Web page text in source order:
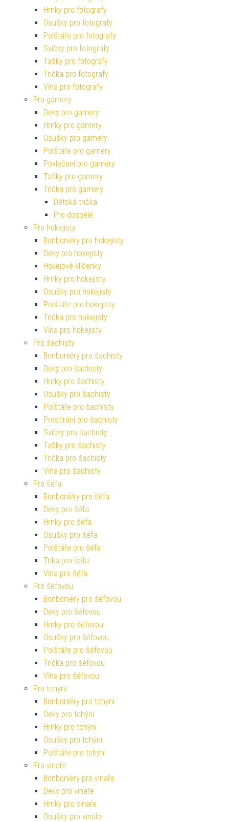
Hrnky pro fotografy
Osušky pro fotografy
Polštáře pro fotografy
Svíčky pro fotografy
Tašky pro fotografy
Trička pro fotografy
Vína pro fotografy
Pro gamery
Deky pro gamery
Hrnky pro gamery
Osušky pro gamery
Polštáře pro gamery
Povlečení pro gamery
Tašky pro gamery
Trička pro gamery
Dětská trička
Pro dospělé
Pro hokejisty
Bonboniéry pro hokejisty
Deky pro hokejisty
Hokejové klíčenky
Hrnky pro hokejisty
Osušky pro hokejisty
Polštáře pro hokejisty
Trička pro hokejisty
Vína pro hokejisty
Pro šachisty
Bonboniéry pro šachisty
Deky pro šachisty
Hrnky pro šachisty
Osušky pro šachisty
Polštáře pro šachisty
Prostírání pro šachisty
Svíčky pro šachisty
Tašky pro šachisty
Trička pro šachisty
Vína pro šachisty
Pro šéfa
Bonboniéry pro šéfa
Deky pro šéfa
Hrnky pro šéfa
Osušky pro šéfa
Polštáře pro šéfa
Trika pro šéfa
Vína pro šéfa
Pro šéfovou
Bonboniéry pro šéfovou
Deky pro šéfovou
Hrnky pro šéfovou
Osušky pro šéfovou
Polštáře pro šéfovou
Trička pro šéfovou
Vína pro šéfovou
Pro tchyni
Bonboniéry pro tchyni
Deky pro tchýni
Hrnky pro tchýni
Osušky pro tchýni
Polštáře pro tchýni
Pro vinaře
Bonboniéry pro vinaře
Deky pro vinaře
Hrnky pro vinaře
Osušky pro vinaře